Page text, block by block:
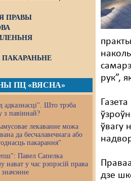
ПРАВЫ
ПЦ «ВЯСНА»
адказнасці". Што трэба
з павіннай?
лекаванне можа
да бесчалавечнага або
пакарання"
Павел Сапелка
нават у час рэпрэсій права
рук”,
ўвагу
дзе